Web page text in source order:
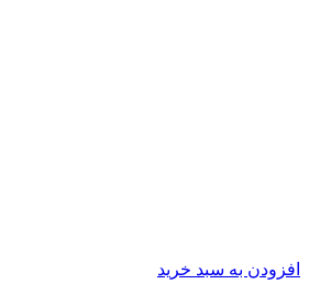
افزودن به سبد خرید